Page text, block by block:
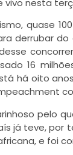
nesta
quase
derrubar
16
há oito
pelo
já teve, por
e foi